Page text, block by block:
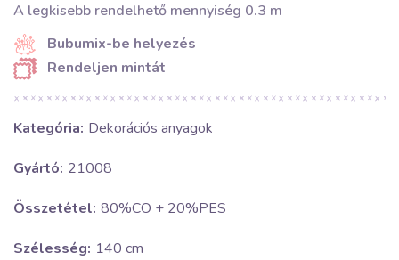
A legkisebb rendelhető mennyiség 0.3 m
Bubumix-be helyezés
Rendeljen mintát
Kategória: Dekorációs anyagok
Gyártó: 21008
Összetétel: 80%CO + 20%PES
Szélesség: 140 cm